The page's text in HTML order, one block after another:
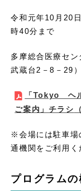
令和元年10月20
時40分まで
多摩総合医療セ
武蔵台2－8－29）
「Tokyo ヘ
ご案内」チラシ
※会場には駐車場
通機関をご利用
プログラムの